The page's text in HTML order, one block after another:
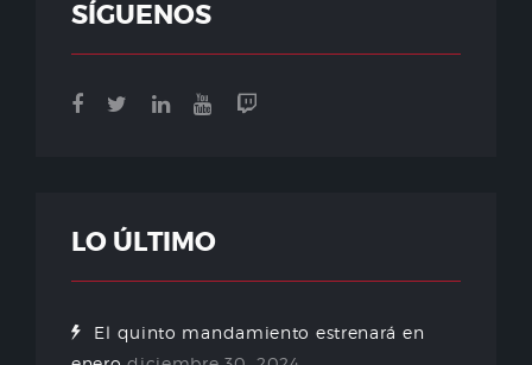
SÍGUENOS
LO ÚLTIMO
El quinto mandamiento estrenará en